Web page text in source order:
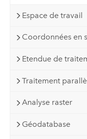
Espace de travail
Coordonnées en
Etendue de
Traitement
Analyse raster
Géodatabase